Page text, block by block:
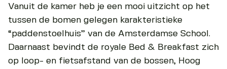
Vanuit de kamer heb je een mooi uitzicht op het
tussen de bomen gelegen karakteristieke
“paddenstoelhuis” van de Amsterdamse School.
Daarnaast bevindt de royale Bed & Breakfast zich
op loop- en fietsafstand van de bossen, Hoog